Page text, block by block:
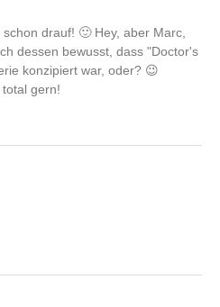
drauf! 🙂 Hey, aber Marc,
dessen bewusst, dass "Doctor's
konzipiert war, oder? 😉
gern!